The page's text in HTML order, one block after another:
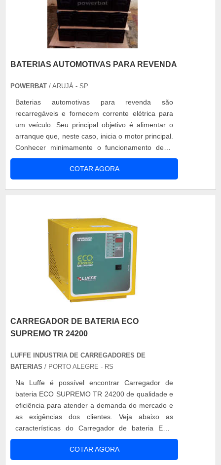
BATERIAS AUTOMOTIVAS PARA REVENDA
POWERBAT / ARUJÁ - SP
Baterias automotivas para revenda são
recarregáveis e fornecem corrente elétrica para
um veículo. Seu principal objetivo é alimentar o
arranque que, neste caso, inicia o motor principal.
Conhecer minimamente o funcionamento deste
item é importante, pois é vital comprar com a
confiança de profissionais que entendem seu
funcionamento para cada caso e veículo. Uma
COTAR AGORA
CARREGADOR DE BATERIA ECO
SUPREMO TR 24200
LUFFE INDUSTRIA DE CARREGADORES DE
BATERIAS / PORTO ALEGRE - RS
Na Luffe é possível encontrar Carregador de
bateria ECO SUPREMO TR 24200 de qualidade e
eficiência para atender a demanda do mercado e
as exigências dos clientes. Veja abaixo as
características do Carregador de bateria ECO
SUPREMO TR 24200: O Carregador de bateria
ECO SUPREMO TR 24200 e suas vantagens:
Possui sistema de carga e equalização
COTAR AGORA